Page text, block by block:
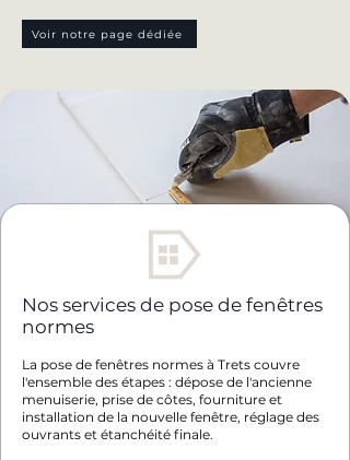
Voir notre page dédiée
Nos services de pose de fenêtres
normes
La pose de fenêtres normes à Trets couvre
l'ensemble des étapes : dépose de l'ancienne
menuiserie, prise de côtes, fourniture et
installation de la nouvelle fenêtre, réglage des
ouvrants et étanchéité finale.